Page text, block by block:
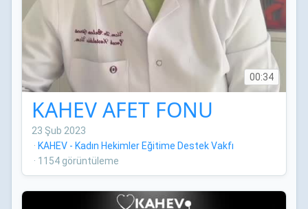
00:34
KAHEV AFET FONU
23 Şub 2023
· KAHEV - Kadın Hekimler Eğitime Destek Vakfı
· 1154 görüntüleme